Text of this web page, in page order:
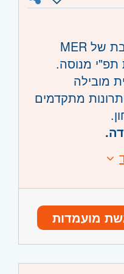
בעלת
על פרויקטים
מקצועית
השרון, ראש
רמלה לוד,
לחברת Techmer, חברת בת של MER
מובילה
מתקדמים
פתיחת פק"עות
הייצור
מועמדות